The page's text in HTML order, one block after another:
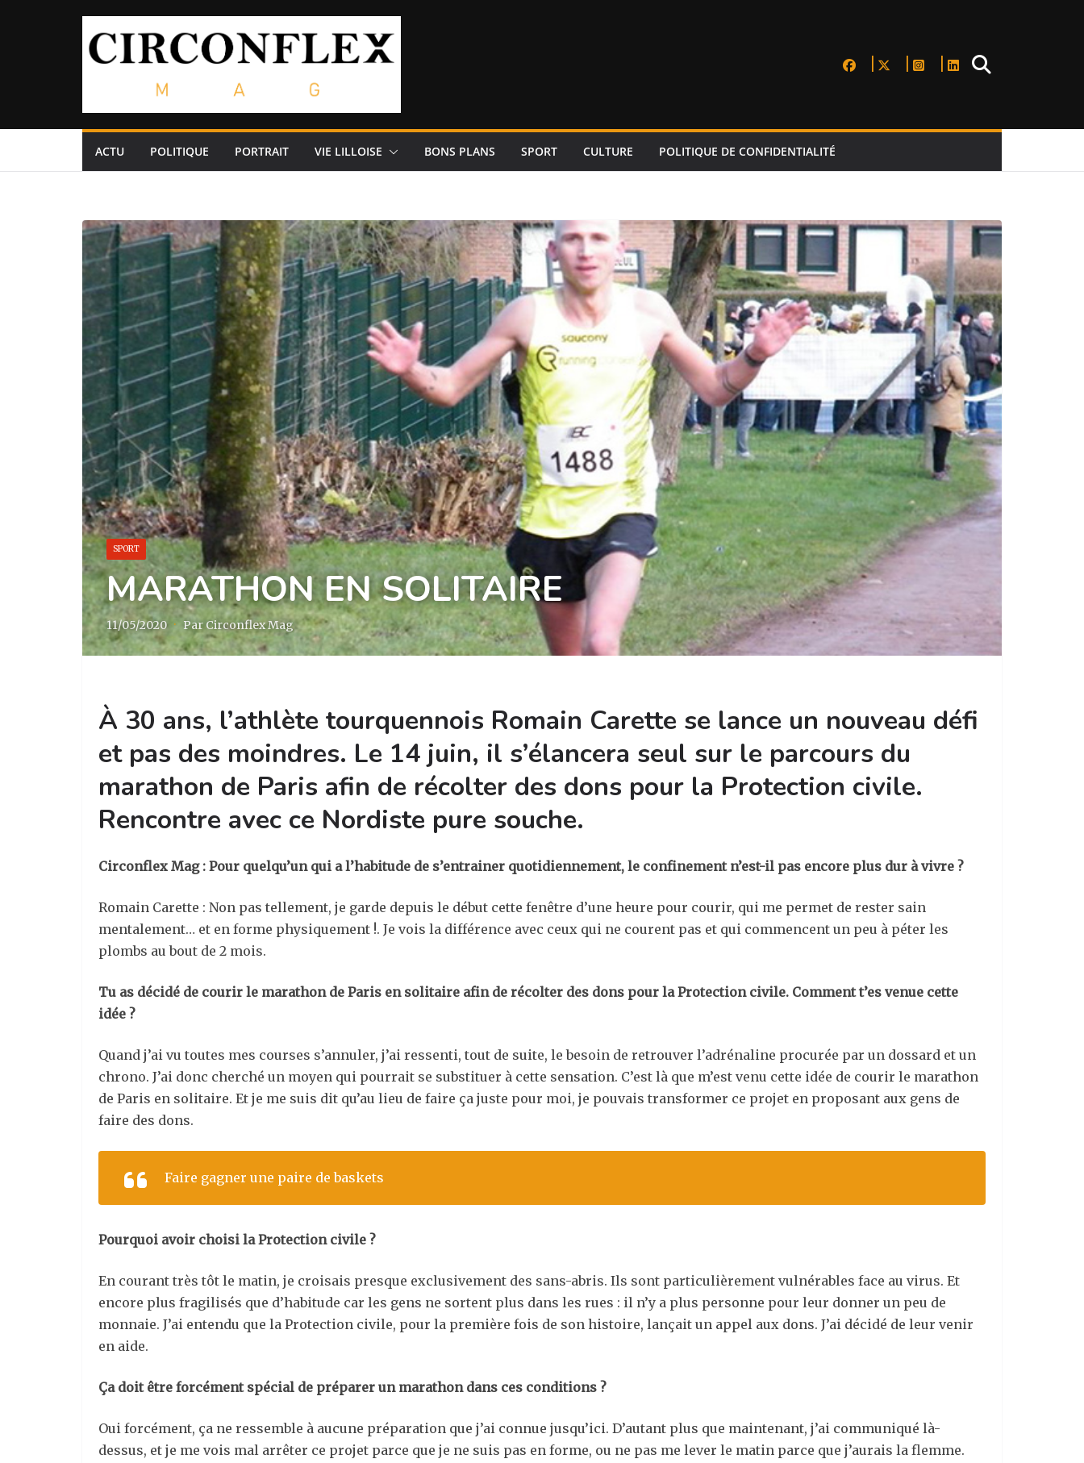
ACTU POLITIQUE PORTRAIT VIE LILLOISE BONS PLANS SPORT CULTURE POLITIQUE DE CONFIDENTIALITÉ
SPORT
MARATHON EN SOLITAIRE
11/05/2020 · Par Circonflex Mag
À 30 ans, l’athlète tourquennois Romain Carette se lance un nouveau défi
et pas des moindres. Le 14 juin, il s’élancera seul sur le parcours du
marathon de Paris afin de récolter des dons pour la Protection civile.
Rencontre avec ce Nordiste pure souche.
Circonflex Mag : Pour quelqu’un qui a l’habitude de s’entrainer quotidiennement, le confinement n’est-il pas encore plus dur à vivre ?
Romain Carette : Non pas tellement, je garde depuis le début cette fenêtre d’une heure pour courir, qui me permet de rester sain
mentalement… et en forme physiquement !. Je vois la différence avec ceux qui ne courent pas et qui commencent un peu à péter les
plombs au bout de 2 mois.
Tu as décidé de courir le marathon de Paris en solitaire afin de récolter des dons pour la Protection civile. Comment t’es venue cette
idée ?
Quand j’ai vu toutes mes courses s’annuler, j’ai ressenti, tout de suite, le besoin de retrouver l’adrénaline procurée par un dossard et un
chrono. J’ai donc cherché un moyen qui pourrait se substituer à cette sensation. C’est là que m’est venu cette idée de courir le marathon
de Paris en solitaire. Et je me suis dit qu’au lieu de faire ça juste pour moi, je pouvais transformer ce projet en proposant aux gens de
faire des dons.
Faire gagner une paire de baskets
Pourquoi avoir choisi la Protection civile ?
En courant très tôt le matin, je croisais presque exclusivement des sans-abris. Ils sont particulièrement vulnérables face au virus. Et
encore plus fragilisés que d’habitude car les gens ne sortent plus dans les rues : il n’y a plus personne pour leur donner un peu de
monnaie. J’ai entendu que la Protection civile, pour la première fois de son histoire, lançait un appel aux dons. J’ai décidé de leur venir
en aide.
Ça doit être forcément spécial de préparer un marathon dans ces conditions ?
Oui forcément, ça ne ressemble à aucune préparation que j’ai connue jusqu’ici. D’autant plus que maintenant, j’ai communiqué là-
dessus, et je me vois mal arrêter ce projet parce que je ne suis pas en forme, ou ne pas me lever le matin parce que j’aurais la flemme.